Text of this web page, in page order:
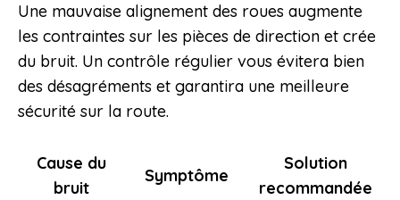
Une mauvaise alignement des roues augmente
les contraintes sur les pièces de direction et crée
du bruit. Un contrôle régulier vous évitera bien
des désagréments et garantira une meilleure
sécurité sur la route.
Cause du
bruit
Symptôme
Solution
recommandée